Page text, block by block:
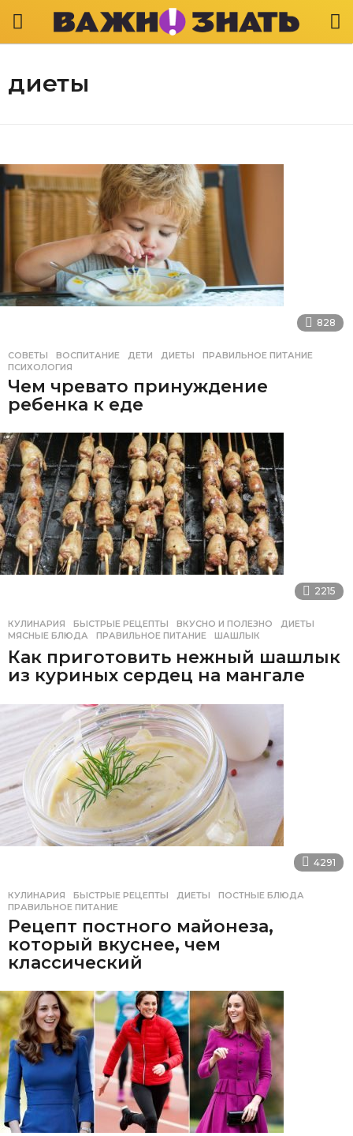
диеты
828
СОВЕТЫ ВОСПИТАНИЕ ,ДЕТИ ,ДИЕТЫ ,ПРАВИЛЬНОЕ ПИТАНИЕ
ПСИХОЛОГИЯ
Чем чревато принуждение
ребенка к еде
2215
КУЛИНАРИЯ БЫСТРЫЕ РЕЦЕПТЫ ,ВКУСНО И ПОЛЕЗНО ,ДИЕТЫ
МЯСНЫЕ БЛЮДА
,ПРАВИЛЬНОЕ ПИТАНИЕ ,ШАШЛЫК
Как приготовить нежный шашлык
из куриных сердец на мангале
4291
КУЛИНАРИЯ БЫСТРЫЕ РЕЦЕПТЫ ,ДИЕТЫ ,ПОСТНЫЕ БЛЮДА
ПРАВИЛЬНОЕ ПИТАНИЕ
Рецепт постного майонеза,
который вкуснее, чем
классический